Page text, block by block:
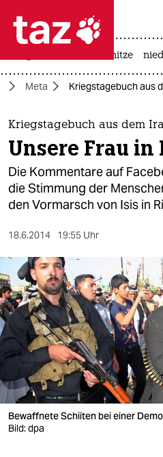
 taz zahl
taz zahl ich
themen
politik
öko
sport
berlin
nord
wahrheit
verlag
verlag
hitze
Meta Kriegstagebuch aus
Kriegstagebuch aus dem
Unsere Frau in
Die Kommentare auf
die Stimmung der
den Vormarsch von Isis in
18.6.2014 19:55 Uhr
Bewaffnete Schiiten bei einer
Bild: dpa